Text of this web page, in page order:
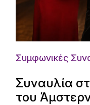
Συμφωνικές
Συναυλία
του